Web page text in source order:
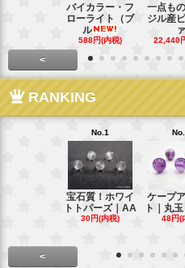
バイカラー・フ
ローライト（ブ
ル
588円(内税)
一点も
ジル産
ァ
22,440
<
RANKING
No.1
宝石質！ホワイ
トトパーズ｜AA
30円(内税)
ケープ
ト｜丸
48円(
<